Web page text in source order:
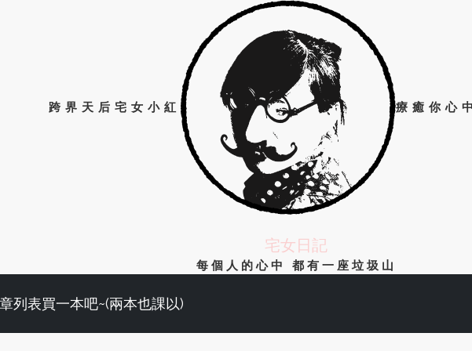
跨界天后宅女小紅 療癒你心
宅女日記
每個人的心中 都有一座垃圾山
列表買一本吧~(兩本也課以)